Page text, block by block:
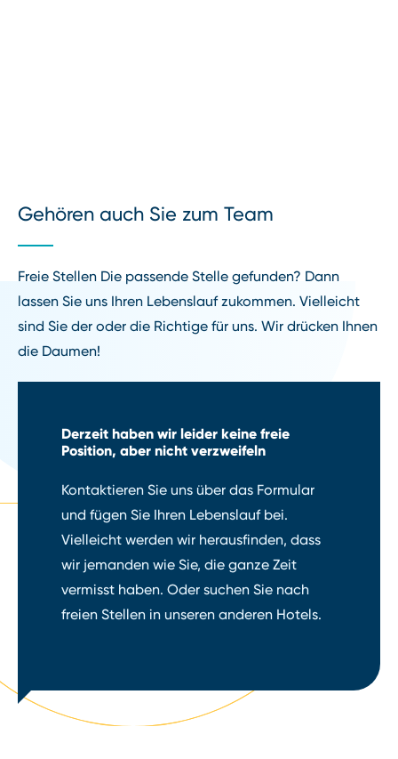
Gehören auch Sie zum Team
Freie Stellen Die passende Stelle gefunden? Dann
lassen Sie uns Ihren Lebenslauf zukommen. Vielleicht
sind Sie der oder die Richtige für uns. Wir drücken Ihnen
die Daumen!
Derzeit haben wir leider keine freie
Position, aber nicht verzweifeln
Kontaktieren Sie uns über das Formular
und fügen Sie Ihren Lebenslauf bei.
Vielleicht werden wir herausfinden, dass
wir jemanden wie Sie, die ganze Zeit
vermisst haben. Oder suchen Sie nach
freien Stellen in unseren anderen Hotels.